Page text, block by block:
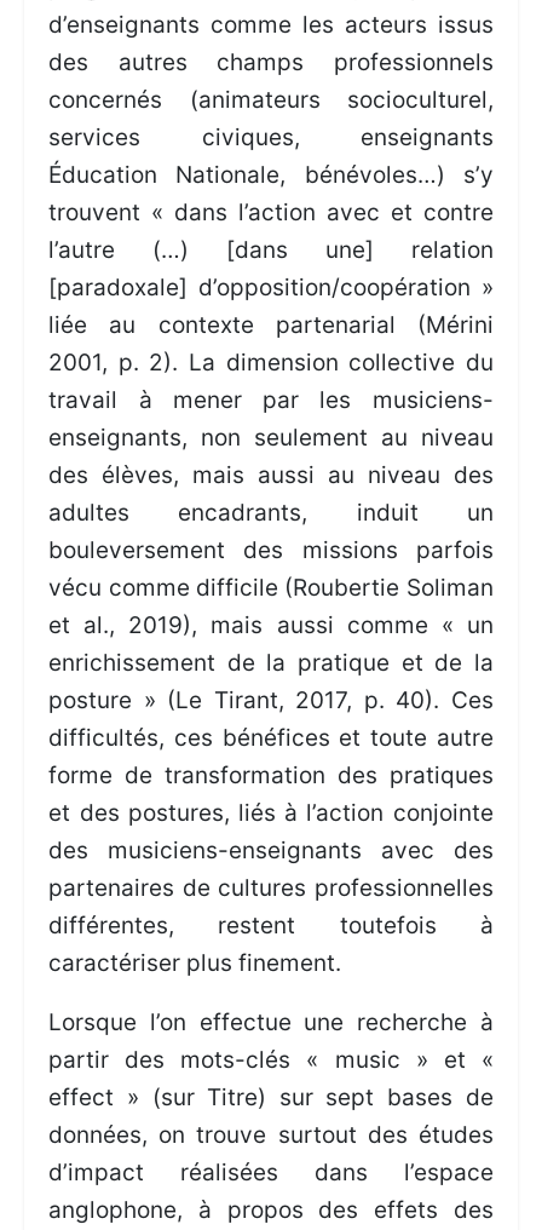
d’enseignants comme les acteurs issus
des autres champs professionnels
concernés (animateurs socioculturel,
services civiques, enseignants
Éducation Nationale, bénévoles…) s’y
trouvent « dans l’action avec et contre
l’autre (…) [dans une] relation
[paradoxale] d’opposition/coopération »
liée au contexte partenarial (Mérini
2001, p. 2). La dimension collective du
travail à mener par les musiciens-
enseignants, non seulement au niveau
des élèves, mais aussi au niveau des
adultes encadrants, induit un
bouleversement des missions parfois
vécu comme difficile (Roubertie Soliman
et al., 2019), mais aussi comme « un
enrichissement de la pratique et de la
posture » (Le Tirant, 2017, p. 40). Ces
difficultés, ces bénéfices et toute autre
forme de transformation des pratiques
et des postures, liés à l’action conjointe
des musiciens-enseignants avec des
partenaires de cultures professionnelles
différentes, restent toutefois à
caractériser plus finement.
Lorsque l’on effectue une recherche à
partir des mots-clés « music » et «
effect » (sur Titre) sur sept bases de
données, on trouve surtout des études
d’impact réalisées dans l’espace
anglophone, à propos des effets des